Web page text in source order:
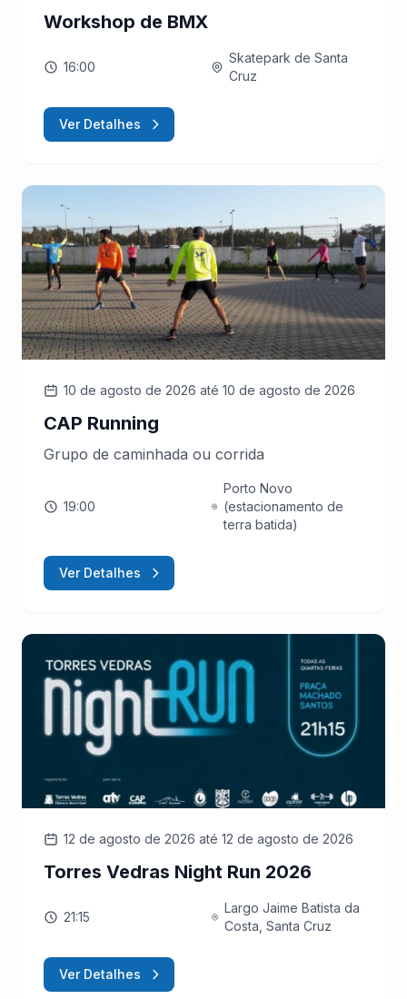
Workshop de BMX
16:00
Skatepark de Santa
Cruz
Ver Detalhes
10 de agosto de 2026 até 10 de agosto de 2026
CAP Running
Grupo de caminhada ou corrida
19:00
Porto Novo
(estacionamento de
terra batida)
Ver Detalhes
12 de agosto de 2026 até 12 de agosto de 2026
Torres Vedras Night Run 2026
21:15
Largo Jaime Batista da
Costa, Santa Cruz
Ver Detalhes